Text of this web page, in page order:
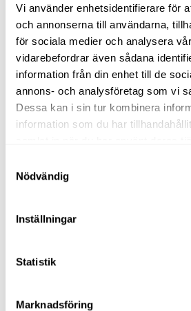
Vi använder enhetsidentifierare för
och annonserna till användarna,
för sociala medier och analysera
vidarebefordrar även sådana
information från din enhet till de
annons- och analysföretag som vi
Dessa kan i sin tur kombinera
information som du har
Nödvändig
Inställningar
Statistik
Marknadsföring
Padelracketar
lägg till i